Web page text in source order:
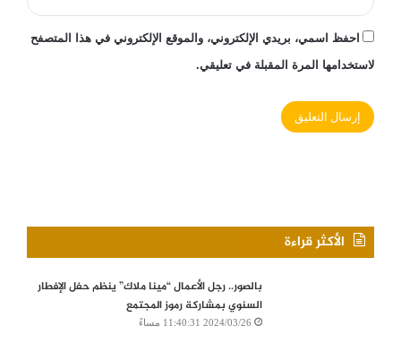
احفظ اسمي، بريدي الإلكتروني، والموقع الإلكتروني في هذا المتصفح
لاستخدامها المرة المقبلة في تعليقي.
الأكثر قراءة
بالصور.. رجل الأعمال “مينا ملاك” ينظم حفل الإفطار
السنوي بمشاركة رموز المجتمع
2024/03/26 11:40:31 مساءً